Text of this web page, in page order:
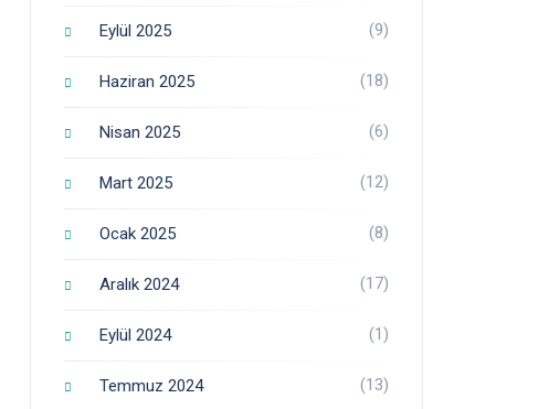
Eylül 2025 (9)
Haziran 2025 (18)
Nisan 2025 (6)
Mart 2025 (12)
Ocak 2025 (8)
Aralık 2024 (17)
Eylül 2024 (1)
Temmuz 2024 (13)